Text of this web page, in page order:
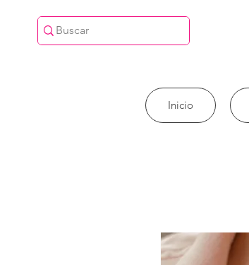
Inicio